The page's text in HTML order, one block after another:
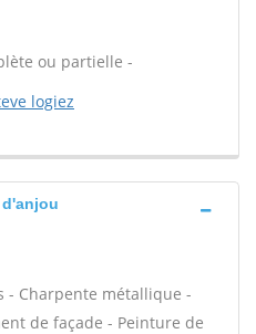
ou partielle -
logiez
- Charpente métallique -
de façade - Peinture de